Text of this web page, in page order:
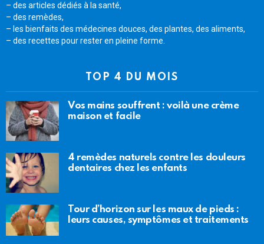
– des articles dédiés à la santé,
– des remèdes,
– les bienfaits des médecines douces, des plantes, des aliments,
– des recettes pour rester en pleine forme.
TOP 4 DU MOIS
Vos mains souffrent : voilà une crème
maison et facile
4 remèdes naturels contre les douleurs
dentaires chez les enfants
Tour d’horizon sur les maux de pieds :
leurs causes, symptômes et traitements